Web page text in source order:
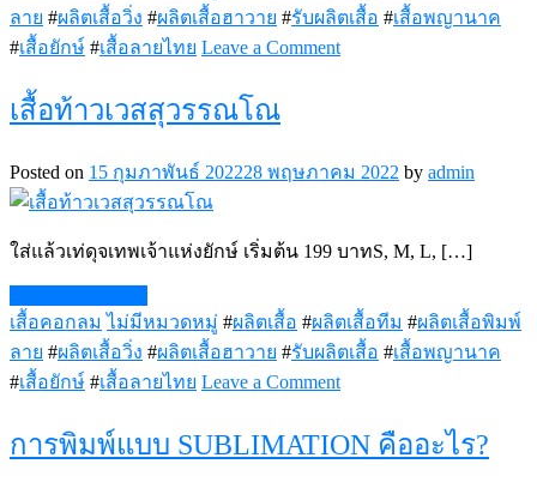
ลาย #ผลิตเสื้อวิ่ง #ผลิตเสื้อฮาวาย #รับผลิตเสื้อ #เสื้อพญานาค
#เสื้อยักษ์ #เสื้อลายไทย Leave a Commenton
วรรณ
3
เสื้อท้าวเวสสุวรรณโณ
Posted on 15 กุมภาพันธ์ 202228 พฤษภาคม 2022 by admin
ใส่แล้วเท่ดุจเทพเจ้าแห่งยักษ์ เริ่มต้น 199 บาทS, M, L, […]
เสื้อคอกลม ไม่มีหมวดหมู่ #ผลิตเสื้อ #ผลิตเสื้อทีม #ผลิตเสื้อพิมพ์
ลาย #ผลิตเสื้อวิ่ง #ผลิตเสื้อฮาวาย #รับผลิตเสื้อ #เสื้อพญานาค
#เสื้อยักษ์ #เสื้อลายไทย Leave a Commenton
ท้าว
เวส
การพิมพ์แบบ SUBLIMATION คืออะไร?